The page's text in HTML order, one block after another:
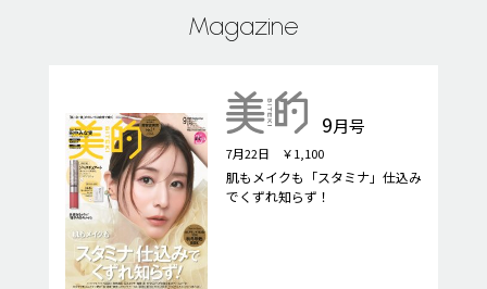
Magazine
9月号
7月22日 ￥1,100
肌もメイクも「スタミナ」仕込み
でくずれ知らず！